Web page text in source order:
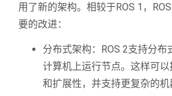
用了新的架构。相较于ROS 1，
要的改进：
分布式架构：ROS 2支持分
计算机上运行节点。这样可
和扩展性，并支持更复杂的机